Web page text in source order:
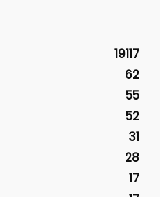
19117
62
55
52
31
28
17